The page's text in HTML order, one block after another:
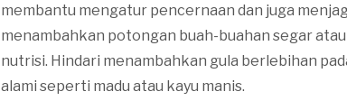
membantu mengatur pencernaan dan juga
menambahkan potongan buah-buahan segar
nutrisi. Hindari menambahkan gula berlebihan
alami seperti madu atau kayu manis.